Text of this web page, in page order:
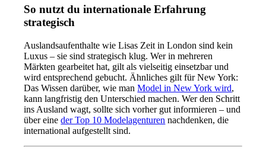
So nutzt du internationale Erfahrung
strategisch
Auslandsaufenthalte wie Lisas Zeit in London sind kein
Luxus – sie sind strategisch klug. Wer in mehreren
Märkten gearbeitet hat, gilt als vielseitig einsetzbar und
wird entsprechend gebucht. Ähnliches gilt für New York:
Das Wissen darüber, wie manModel in New York wird,
kann langfristig den Unterschied machen. Wer den Schritt
ins Ausland wagt, sollte sich vorher gut informieren – und
über eineder Top 10 Modelagenturen nachdenken, die
international aufgestellt sind.